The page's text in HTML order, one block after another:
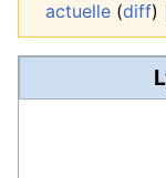
actuelle (diff) |